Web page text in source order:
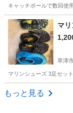
キャッチボールで数回使
滋賀 湖南市 三
マ
草津
マリンシューズ 3足セッ
滋賀 草津市
もっと見る